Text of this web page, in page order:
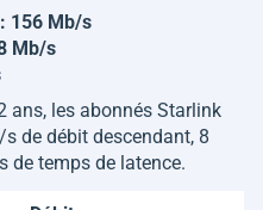
156 Mb/s
Mb/s
ans, les abonnés Starlink
de débit descendant, 8
de temps de latence.